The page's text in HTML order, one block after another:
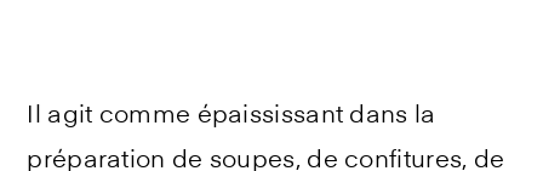
Il agit comme épaississant dans la
préparation de soupes, de confitures, de